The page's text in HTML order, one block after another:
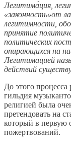
Легитима́ция,
«законность»от
легитимности,
принятие
политических
опирающихся на
Легитимацией
действий
До этого
гильдия
религией была
претендовать на
который в первую
пожертвований.